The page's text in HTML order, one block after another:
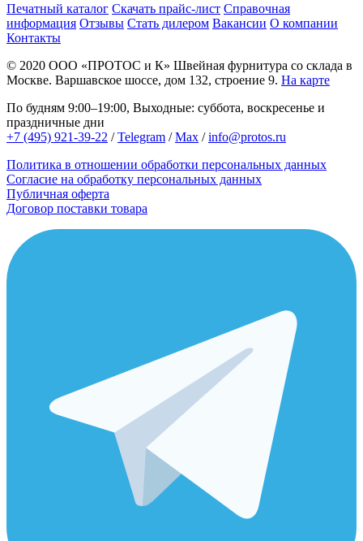
Печатный каталог Скачать прайс-лист Справочная
информация Отзывы Стать дилером Вакансии О компании
Контакты
© 2020 ООО «ПРОТОС и К» Швейная фурнитура со склада в
Москве. Варшавское шоссе, дом 132, строение 9. На карте
По будням 9:00–19:00, Выходные: суббота, воскресенье и
праздничные дни
+7 (495) 921-39-22 /Telegram /Max /info@protos.ru
Политика в отношении обработки персональных данных
Согласие на обработку персональных данных
Публичная оферта
Договор поставки товара